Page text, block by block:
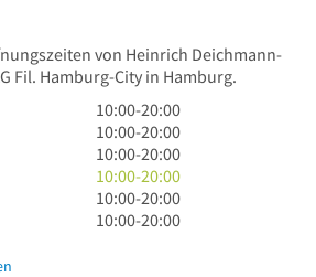
von Heinrich Deichmann-
Fil. Hamburg-City in Hamburg.
10
Uhr
bis
20
Uhr
10:00-20:00
10
Uhr
bis
20
Uhr
10:00-20:00
10
Uhr
bis
20
10:00-20:00
10
Uhr
bis
10:00-20:00
10
Uhr
10:00-20:00
10
10:00-20:00